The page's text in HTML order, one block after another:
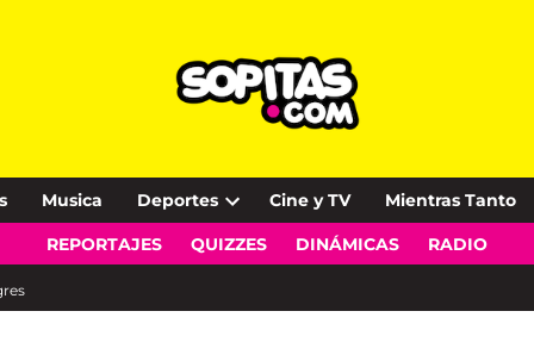
Musica Deportes
Open
dropdown
Cine y TV Mientras Tanto
REPORTAJES QUIZZES DINÁMICAS RADIO